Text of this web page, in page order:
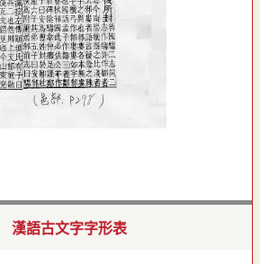
漢語古文字字形表